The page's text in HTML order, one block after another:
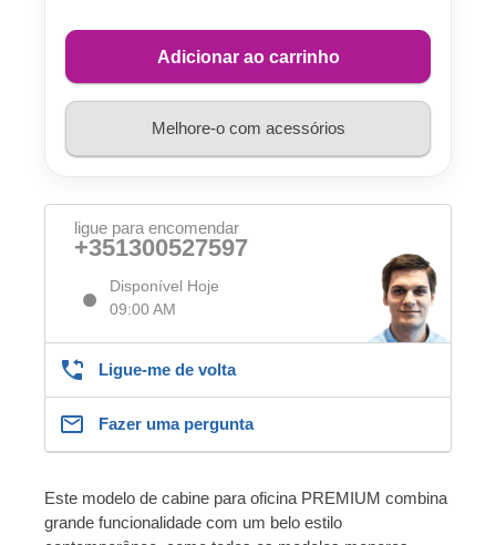
Adicionar ao carrinho
Melhore-o com acessórios
ligue para encomendar
+351300527597
Disponível Hoje
09:00 AM
Ligue-me de volta
Fazer uma pergunta
Este modelo de cabine para oficina PREMIUM combina
grande funcionalidade com um belo estilo